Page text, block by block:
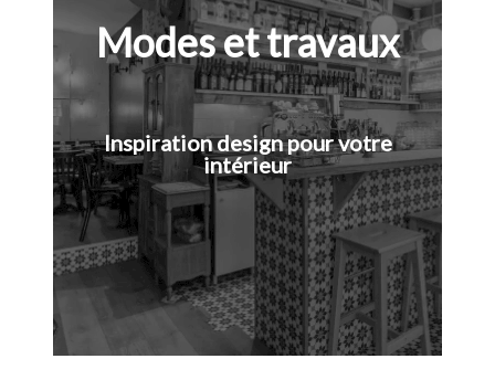
Modes et travaux
Inspiration design pour votre
intérieur